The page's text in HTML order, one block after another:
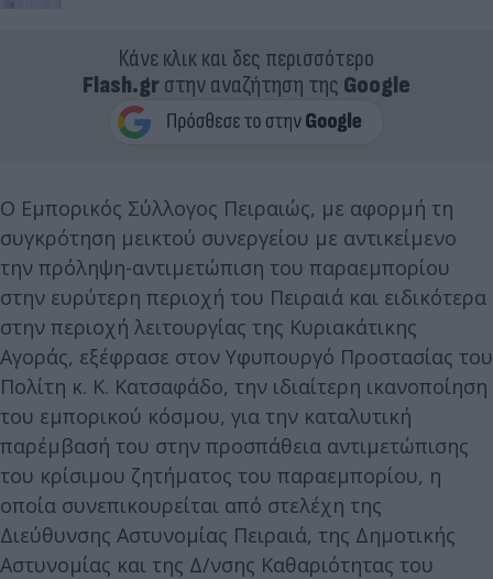
Κάνε κλικ και δες περισσότερο
Flash.grστην αναζήτηση της Google
Ο Εμπορικός Σύλλογος Πειραιώς, με αφορμή τη
συγκρότηση μεικτού συνεργείου με αντικείμενο
την πρόληψη-αντιμετώπιση του παραεμπορίου
στην ευρύτερη περιοχή του Πειραιά και ειδικότερα
στην περιοχή λειτουργίας της Κυριακάτικης
Αγοράς, εξέφρασε στον Υφυπουργό Προστασίας του
Πολίτη κ. Κ. Κατσαφάδο, την ιδιαίτερη ικανοποίηση
του εμπορικού κόσμου, για την καταλυτική
παρέμβασή του στην προσπάθεια αντιμετώπισης
του κρίσιμου ζητήματος του παραεμπορίου, η
οποία συνεπικουρείται από στελέχη της
Διεύθυνσης Αστυνομίας Πειραιά, της Δημοτικής
Αστυνομίας και της Δ/νσης Καθαριότητας του